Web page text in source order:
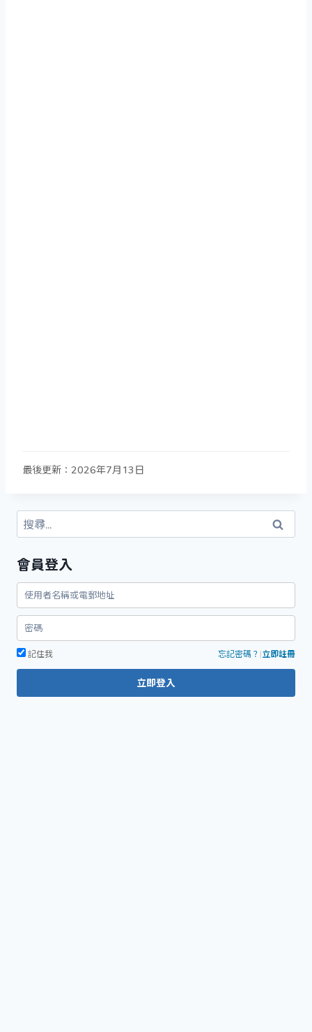
最後更新：2026年7月13日
搜
尋
鍵
字:
會員登入
記住我 忘記密碼？ |立即註冊
立即登入